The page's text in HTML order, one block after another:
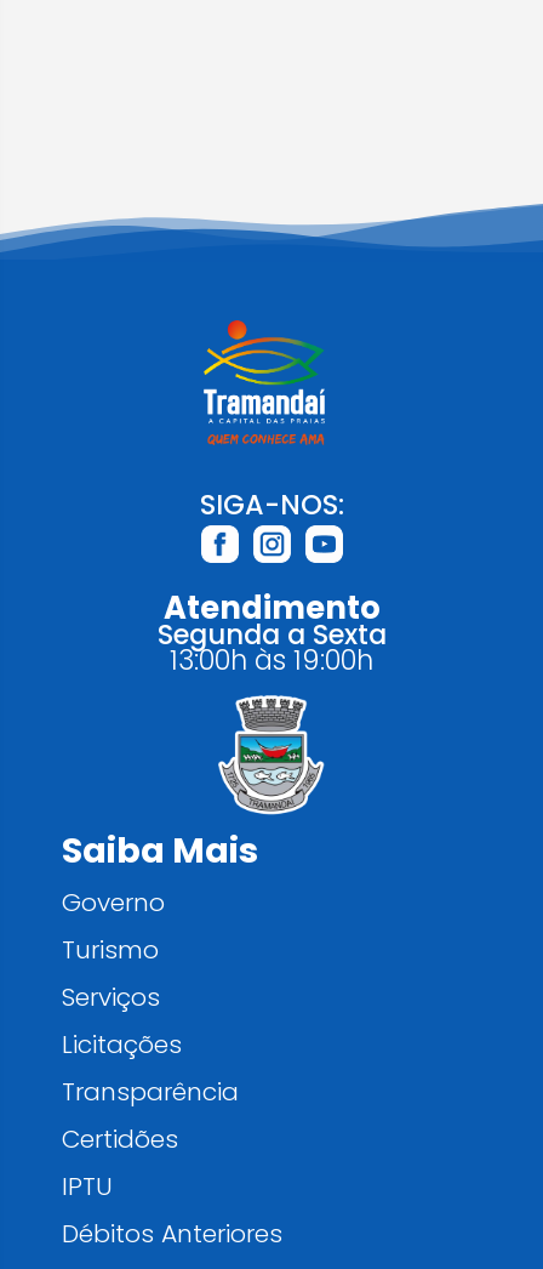
SIGA-NOS:
Atendimento
Segunda a Sexta
13:00h às 19:00h
Saiba Mais
Governo
Turismo
Serviços
Licitações
Transparência
Certidões
IPTU
Débitos Anteriores